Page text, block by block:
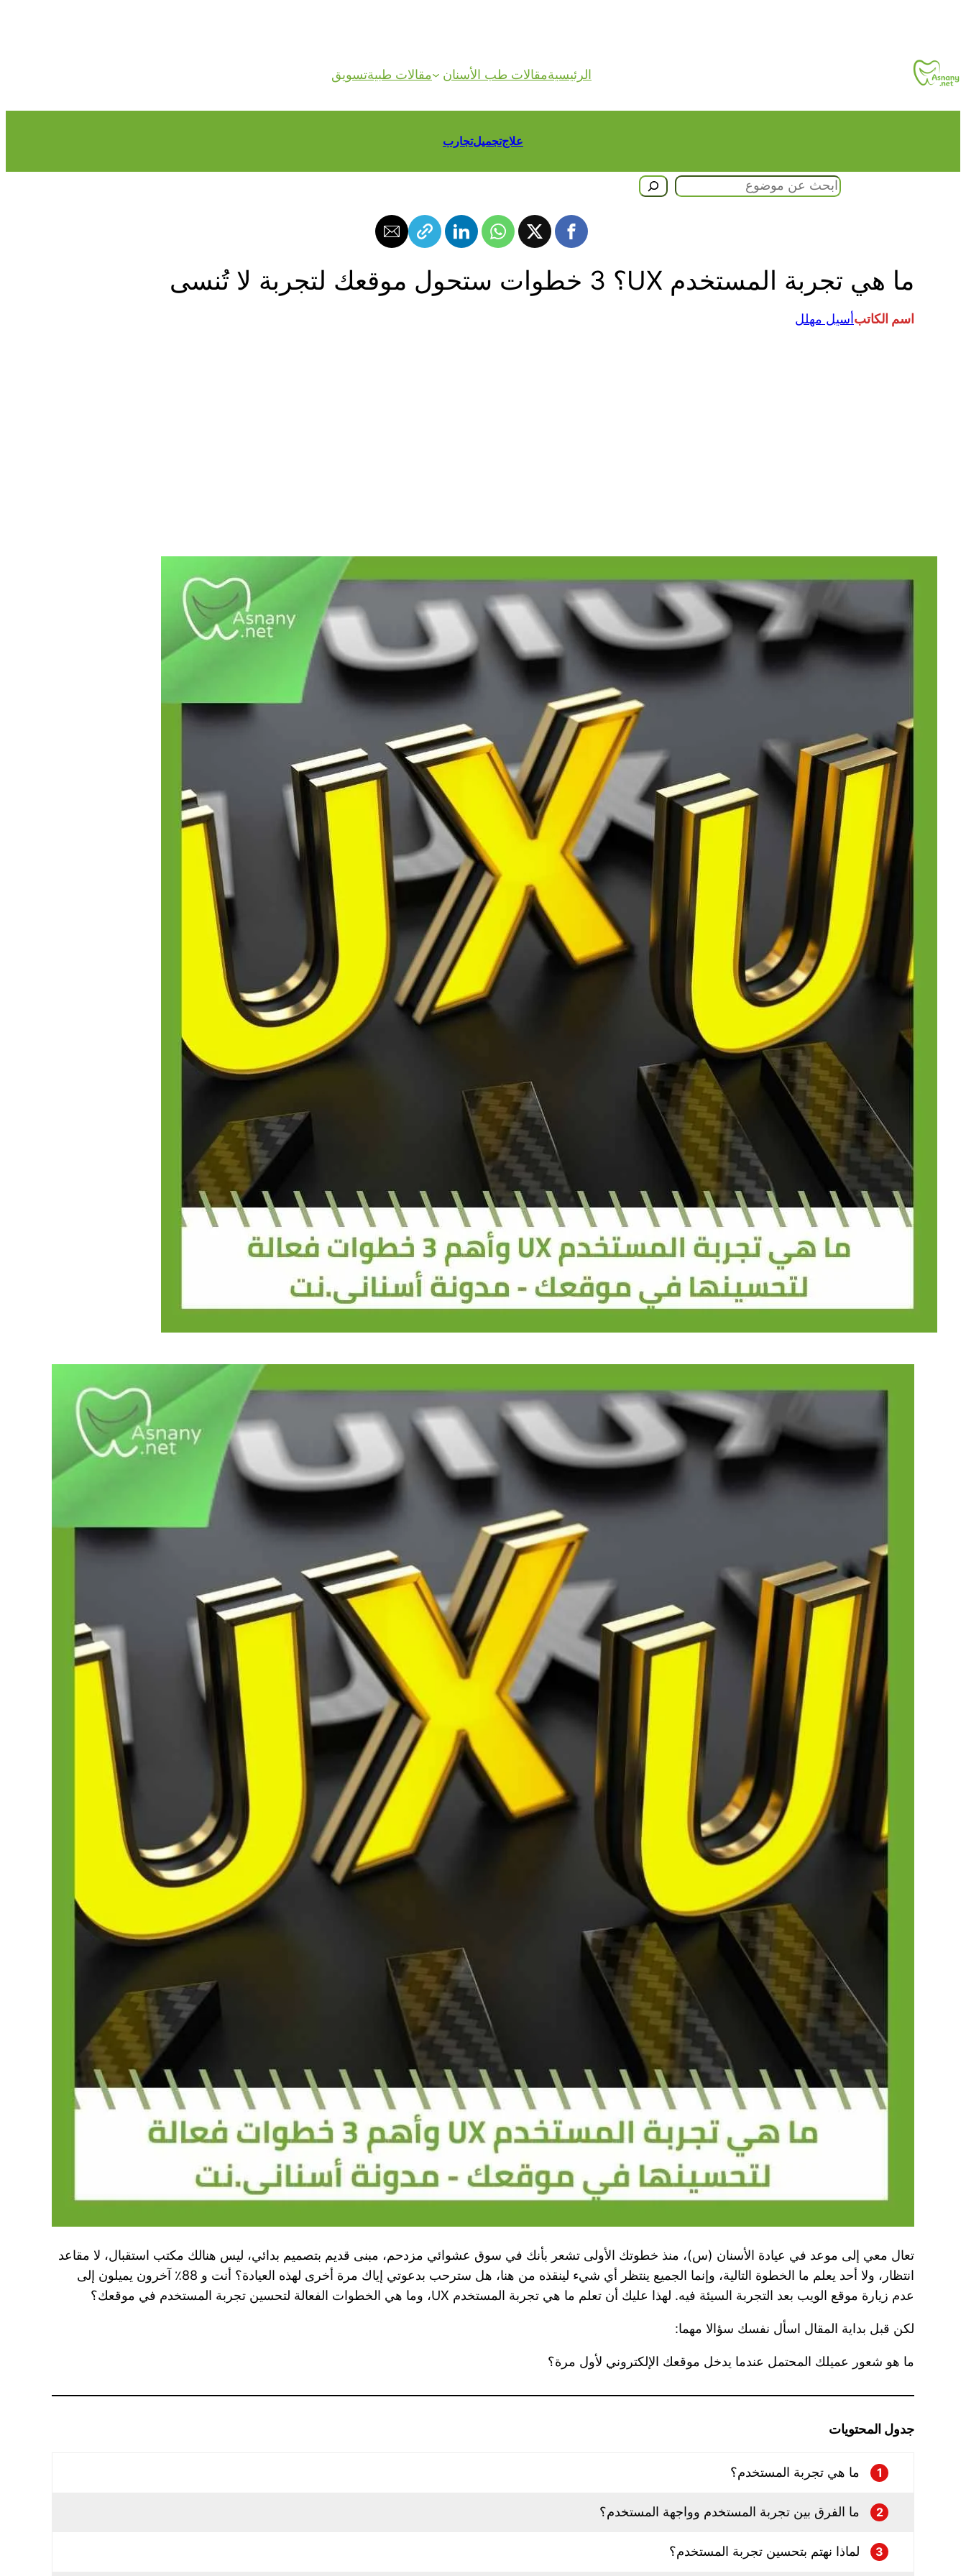
الرئيسيةمقالات طب الأسنان مقالات طبيةتسويق
علاجتجميلتجارب
ما هي تجربة المستخدم UX؟ 3 خطوات ستحول موقعك لتجربة لا تُنسى
اسم الكاتبأسيل مهلل
تعال معي إلى موعد في عيادة الأسنان (س)، منذ خطوتك الأولى تشعر بأنك في سوق عشوائي مزدحم، مبنى قديم بتصميم بدائي، ليس هنالك مكتب استقبال، لا مقاعد
انتظار، ولا أحد يعلم ما الخطوة التالية، وإنما الجميع ينتظر أي شيء لينقذه من هنا، هل سترحب بدعوتي إياك مرة أخرى لهذه العيادة؟ أنت و 88٪ آخرون يميلون إلى
عدم زيارة موقع الويب بعد التجربة السيئة فيه. لهذا عليك أن تعلم ما هي تجربة المستخدم UX، وما هي الخطوات الفعالة لتحسين تجربة المستخدم في موقعك؟
لكن قبل بداية المقال اسأل نفسك سؤالا مهما:
ما هو شعور عميلك المحتمل عندما يدخل موقعك الإلكتروني لأول مرة؟
جدول المحتويات
1 ما هي تجربة المستخدم؟
2 ما الفرق بين تجربة المستخدم وواجهة المستخدم؟
3 لماذا نهتم بتحسين تجربة المستخدم؟